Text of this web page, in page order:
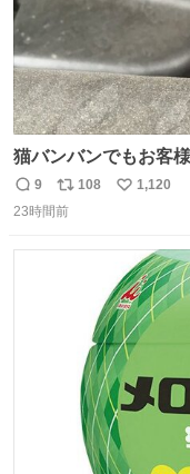
猫バンバンでもお客
🐈 救出しようとした
膨れ上がり、傷だら
返
信
9
リ
ポ
108
い
1,120
23時間前